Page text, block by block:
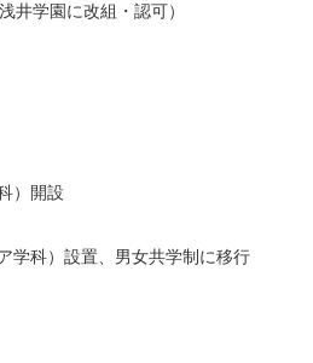
井学園に改組・認可）
）開設
学科）設置、男女共学制に移行